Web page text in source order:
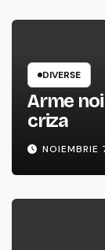
DIVERSE
Arme
criza
NOIEMBRIE